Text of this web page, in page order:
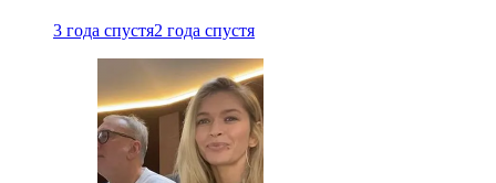
3 года спустя2 года спустя